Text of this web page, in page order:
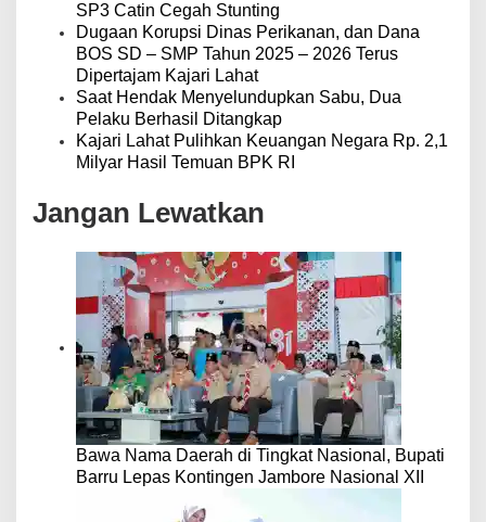
SP3 Catin Cegah Stunting
Dugaan Korupsi Dinas Perikanan, dan Dana
BOS SD – SMP Tahun 2025 – 2026 Terus
Dipertajam Kajari Lahat
Saat Hendak Menyelundupkan Sabu, Dua
Pelaku Berhasil Ditangkap
Kajari Lahat Pulihkan Keuangan Negara Rp. 2,1
Milyar Hasil Temuan BPK RI
Jangan Lewatkan
Bawa Nama Daerah di Tingkat Nasional, Bupati
Barru Lepas Kontingen Jambore Nasional XII